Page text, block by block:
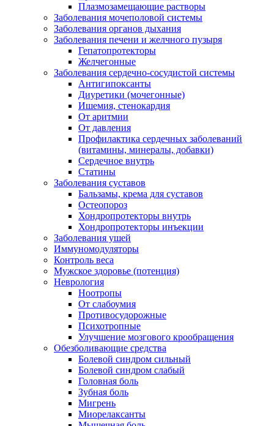
Плазмозамещающие растворы
Заболевания мочеполовой системы
Заболевания органов дыхания
Заболевания печени и желчного пузыря
Гепатопротекторы
Желчегонные
Заболевания сердечно-сосудистой системы
Антигипоксанты
Диуретики (мочегонные)
Ишемия, стенокардия
От аритмии
От давления
Профилактика сердечных заболеваний
(витамины, минералы, добавки)
Сердечное внутрь
Статины
Заболевания суставов
Бальзамы, крема для суставов
Остеопороз
Хондропротекторы внутрь
Хондропротекторы инъекции
Заболевания ушей
Иммуномодуляторы
Контроль веса
Мужское здоровье (потенция)
Неврология
Ноотропы
От слабоумия
Противосудорожные
Психотропные
Улучшение мозгового крообращения
Обезболивающие средства
Болевой синдром сильный
Болевой синдром слабый
Головная боль
Зубная боль
Мигрень
Миорелаксанты